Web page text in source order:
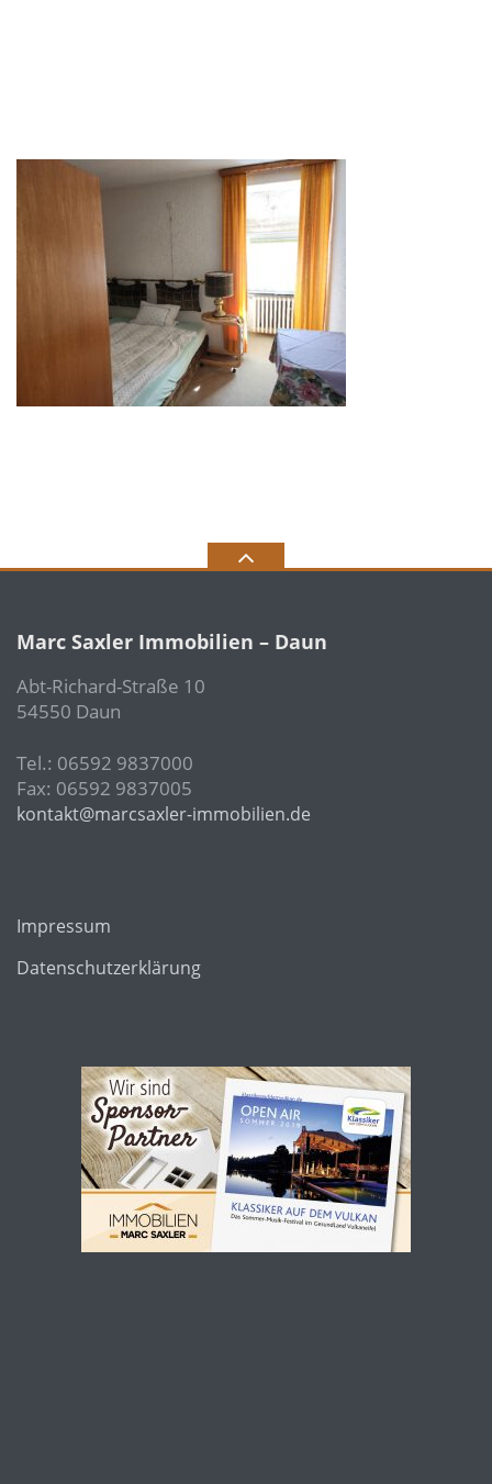
Marc Saxler Immobilien – Daun
Abt-Richard-Straße 10
54550 Daun
Tel.: 06592 9837000
Fax: 06592 9837005
kontakt@marcsaxler-immobilien.de
Impressum
Datenschutzerklärung